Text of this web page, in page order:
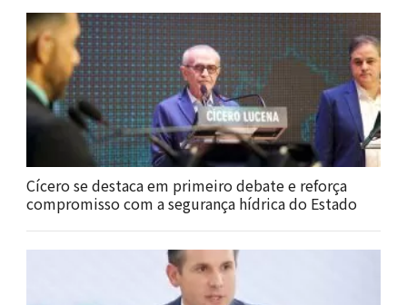
Cícero se destaca em primeiro debate e reforça
compromisso com a segurança hídrica do Estado